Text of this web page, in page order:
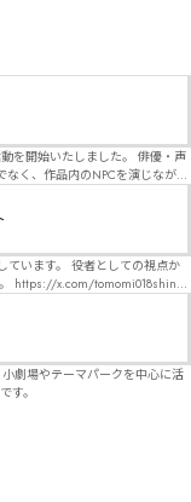
いたしました。 俳優・声
く、作品内のNPCを演じなが
意としています。 自分自
意図を大切にしながら、その作
、公演を進めていく時間が本当
、デスゲーム、青春ものなど、
しての視点か
ェ「コアクト」(不定期開催)出
劇場やテーマパークを中心に活
す。